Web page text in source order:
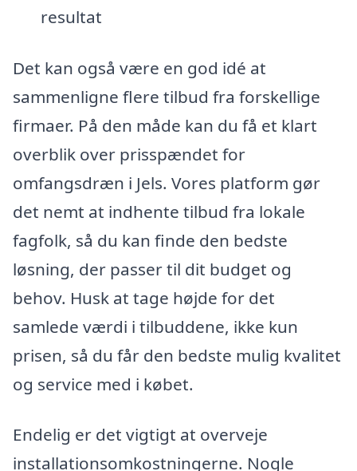
resultat
Det kan også være en god idé at
sammenligne flere tilbud fra forskellige
firmaer. På den måde kan du få et klart
overblik over prisspændet for
omfangsdræn i Jels. Vores platform gør
det nemt at indhente tilbud fra lokale
fagfolk, så du kan finde den bedste
løsning, der passer til dit budget og
behov. Husk at tage højde for det
samlede værdi i tilbuddene, ikke kun
prisen, så du får den bedste mulig kvalitet
og service med i købet.
Endelig er det vigtigt at overveje
installationsomkostningerne. Nogle